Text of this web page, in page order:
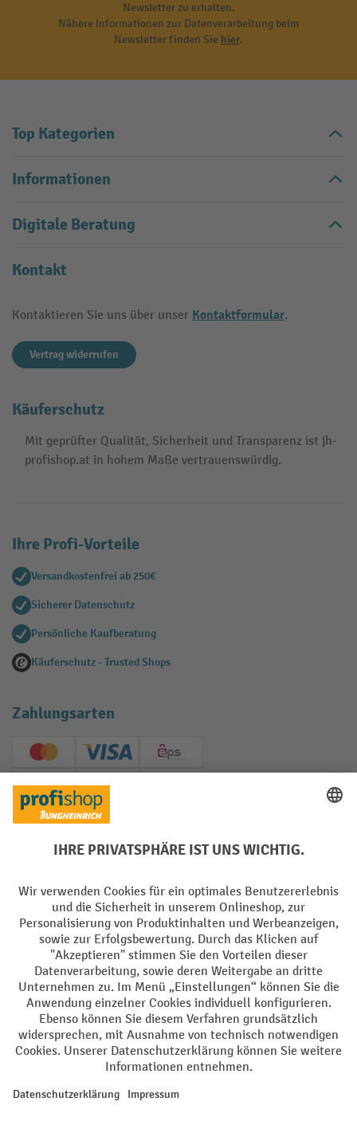
Newsletter zu erhalten.
Nähere Informationen zur Datenverarbeitung beim
Newsletter finden Sie hier.
Top Kategorien
Informationen
Digitale Beratung
Kontakt
Kontaktieren Sie uns über unser Kontaktformular.
Vertrag widerrufen
Käuferschutz
Mit geprüfter Qualität, Sicherheit und Transparenz ist jh-
profishop.at in hohem Maße vertrauenswürdig.
Ihre Profi-Vorteile
Versandkostenfrei ab 250€
Sicherer Datenschutz
Persönliche Kaufberatung
Käuferschutz - Trusted Shops
Zahlungsarten
Creditcard (Master)Creditcard (Visa)
EPS
PayPal
Soziale Netzwerke
Impressum Datenschutz
Barrierefreiheit Privacy Settings
Alle Preise exkl. gesetzl. Mehrwertsteuer zzgl.Versandkostenund ggf.
Nachnahmegebühren, wenn nicht anders angegeben.
¹ Der Rabatt gilt so lange der Vorrat reicht. Der Rabatt gilt nicht auf
oder Gutscheinen ist nicht möglich. | ² Der Rabatt wird einmalig bei